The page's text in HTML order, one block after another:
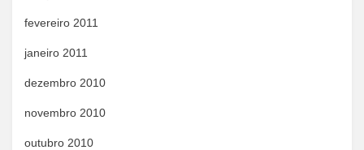
fevereiro 2011
janeiro 2011
dezembro 2010
novembro 2010
outubro 2010